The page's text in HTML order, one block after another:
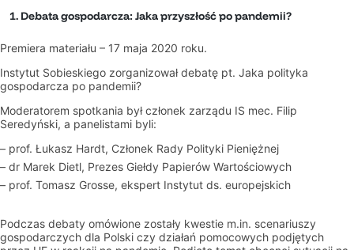
1. Debata gospodarcza: Jaka przyszłość po pandemii?
Premiera materiału – 17 maja 2020 roku.
Instytut Sobieskiego zorganizował debatę pt. Jaka polityka
gospodarcza po pandemii?
Moderatorem spotkania był członek zarządu IS mec. Filip
Seredyński, a panelistami byli:
– prof. Łukasz Hardt, Członek Rady Polityki Pieniężnej
– dr Marek Dietl, Prezes Giełdy Papierów Wartościowych
– prof. Tomasz Grosse, ekspert Instytut ds. europejskich
Podczas debaty omówione zostały kwestie m.in. scenariuszy
gospodarczych dla Polski czy działań pomocowych podjętych